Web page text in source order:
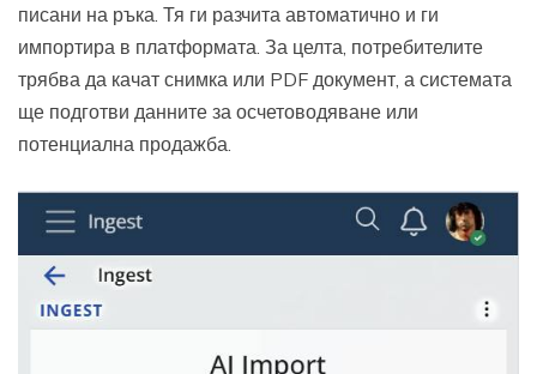
писани на ръка. Тя ги разчита автоматично и ги
импортира в платформата. За целта, потребителите
трябва да качат снимка или PDF документ, а системата
ще подготви данните за осчетоводяване или
потенциална продажба.